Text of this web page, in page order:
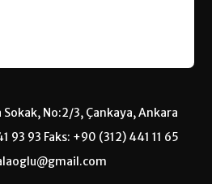
Sokak, No:2/3, Çankaya, Ankara
93 93 Faks: +90 (312) 441 11 65